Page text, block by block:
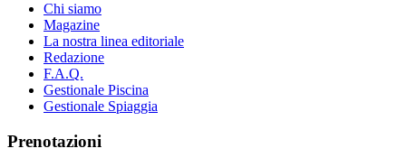
Chi siamo
Magazine
La nostra linea editoriale
Redazione
F.A.Q.
Gestionale Piscina
Gestionale Spiaggia
Prenotazioni